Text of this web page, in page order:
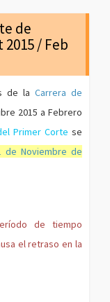
de
/ Feb
de laCarrera de
2015 a Febrero
Primer Corte se
de Noviembre de
de tiempo
el retraso en la